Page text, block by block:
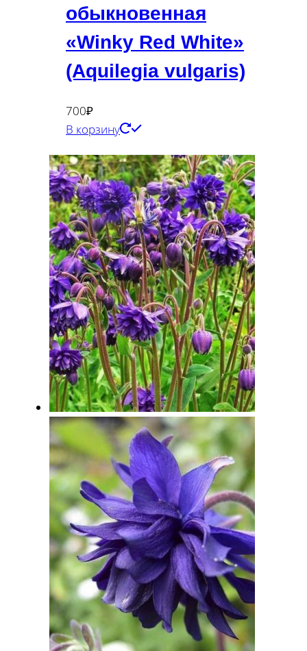
обыкновенная
«Winky Red White»
(Aquilegia vulgaris)
700₽
В корзину